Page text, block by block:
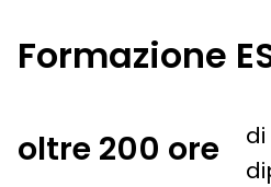
Formazione
oltre 200 ore